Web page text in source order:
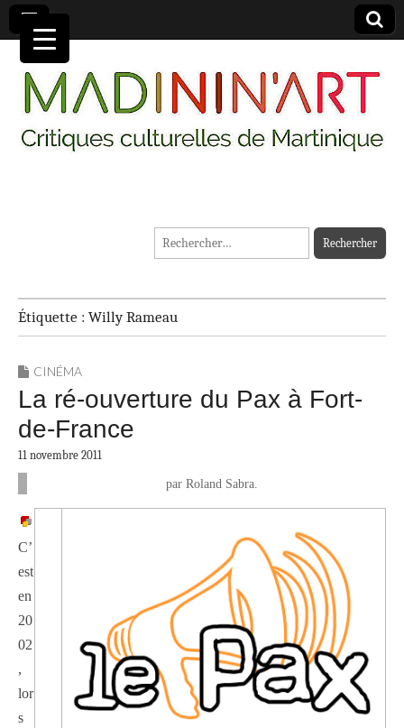
MADININ'ART
Rechercher :
Étiquette : Willy Rameau
CINÉMA
La ré-ouverture du Pax à Fort-
de-France
11 novembre 2011
par Roland Sabra.
C’
est
en
20
02
,
lor
s